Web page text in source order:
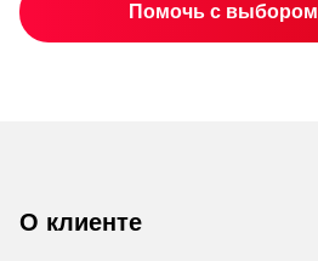
Помочь с выбором
О клиенте